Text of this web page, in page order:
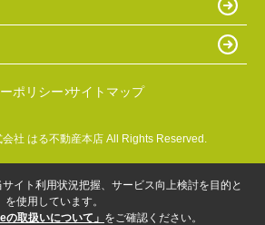
ポリシー サイトマップ
社 はる不動産本店 All Rights Reserved.
イト利用状況把握、サービス向上検討を目的と
使用しています。
の取扱いについて」 をご確認ください。